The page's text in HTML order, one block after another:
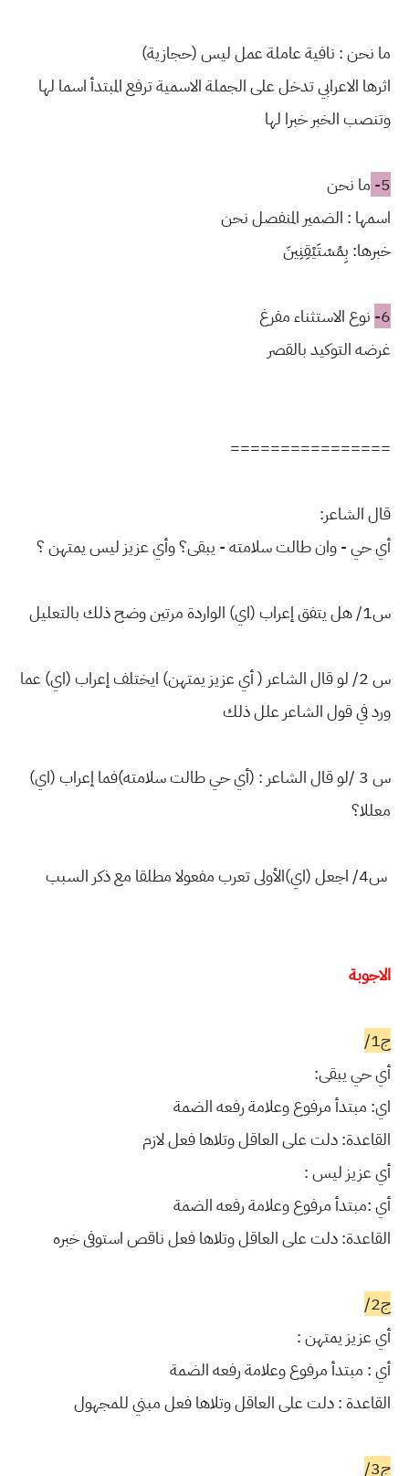
ما نحن : نافية عاملة عمل ليس (حجازية)
اثرها الاعرابي تدخل على الجملة الاسمية ترفع المبتدأ اسما لها
وتنصب الخبر خبرا لها
5- ما نحن
اسمها : الضمير المنفصل نحن
خبرها: بِمُسْتَيْقِنِينَ
6- نوع الاستثناء مفرغ
غرضه التوكيد بالقصر
================
قال الشاعر:
أي حي - وان طالت سلامته - يبقى؟ وأي عزيز ليس يمتهن ؟
س1/ هل يتفق إعراب (اي) الواردة مرتين وضح ذلك بالتعليل
س 2/ لو قال الشاعر ( أي عزيز يمتهن) ايختلف إعراب (اي) عما
ورد في قول الشاعر علل ذلك
س 3 /لو قال الشاعر : (أي حي طالت سلامته)فما إعراب (اي)
معللا؟
س4/ اجعل (اي)الأولى تعرب مفعولا مطلقا مع ذكر السبب
الاجوبة
ج1/
أي حي يبقى:
اي: مبتدأ مرفوع وعلامة رفعه الضمة
القاعدة: دلت على العاقل وتلاها فعل لازم
أي عزيز ليس :
أي :مبتدأ مرفوع وعلامة رفعه الضمة
القاعدة: دلت على العاقل وتلاها فعل ناقص استوفى خبره
ج2/
أي عزيز يمتهن :
أي : مبتدأ مرفوع وعلامة رفعه الضمة
القاعدة : دلت على العاقل وتلاها فعل مبني للمجهول
ج3/